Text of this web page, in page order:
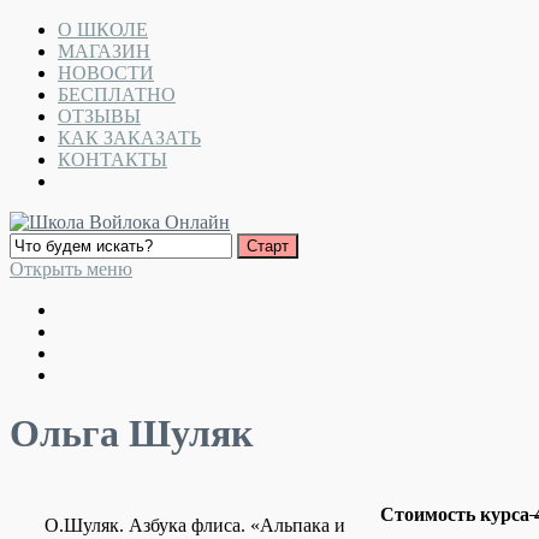
О ШКОЛЕ
МАГАЗИН
НОВОСТИ
БЕСПЛАТНО
ОТЗЫВЫ
КАК ЗАКАЗАТЬ
КОНТАКТЫ
Открыть меню
Ольга Шуляк
О.Шуляк. Азбука флиса. «Альпака и
Стоимость курса